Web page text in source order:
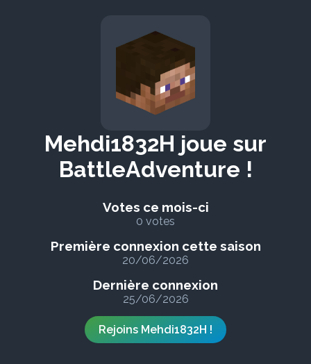
Mehdi1832H joue sur
BattleAdventure !
Votes ce mois-ci
0 votes
Première connexion cette saison
20/06/2026
Dernière connexion
25/06/2026
Rejoins Mehdi1832H !